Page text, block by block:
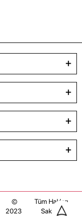
©
2023
Tüm Hakları
Saklıdır